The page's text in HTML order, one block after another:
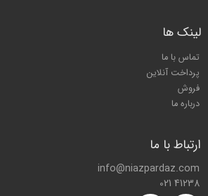
لینک ها
تماس با ما
پرداخت آنلاین
فروش
درباره ما
ارتباط با ما
info@niazpardaz.com
021 41238